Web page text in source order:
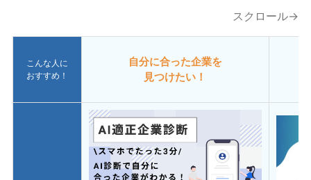
スクロール→
こんな人に
おすすめ！
自分に合った企業を
見つけたい！